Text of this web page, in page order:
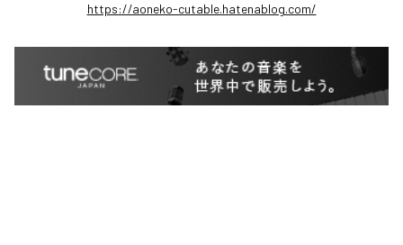
https://aoneko-cutable.hatenablog.com/